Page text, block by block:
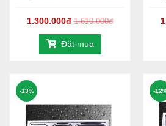
1.300.000đ 1.610.000đ
Đặt mua
-13% -